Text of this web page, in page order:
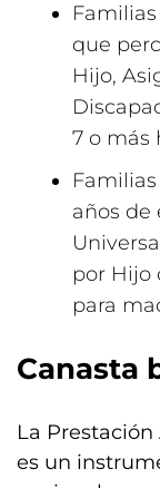
que
Hijo,
7 o más
años de
por Hijo
para
Canasta
La
es un